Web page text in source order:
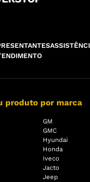
produto por marca
GM
GMC
Hyundai
Honda
Iveco
Jacto
Jeep